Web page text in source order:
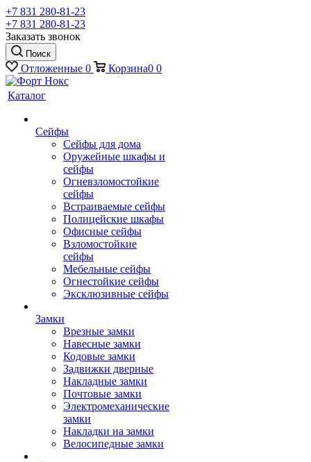
+7 831 280-81-23
+7 831 280-81-23
Заказать звонок
Поиск
Отложенные 0 Корзина0 0
Каталог
Сейфы
Сейфы для дома
Оружейные шкафы и
сейфы
Огневзломостойкие
сейфы
Встраиваемые сейфы
Полицейские шкафы
Офисные сейфы
Взломостойкие
сейфы
Мебельные сейфы
Огнестойкие сейфы
Эксклюзивные сейфы
Замки
Врезные замки
Навесные замки
Кодовые замки
Задвижки дверные
Накладные замки
Почтовые замки
Электромеханические
замки
Накладки на замки
Велосипедные замки